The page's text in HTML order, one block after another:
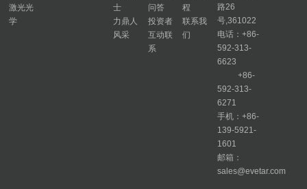
激光光
学
士
力鼎人
风采
问答
投资者
互动联
系
程
联系我
们
路26
号,361022
电话：+86-
592-313-
6623
+86-
592-313-
6271
手机：+86-
139-5921-
1601
邮箱：
sales@evetar.com